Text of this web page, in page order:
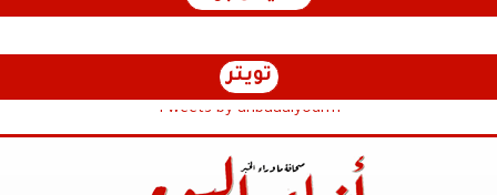
تويتر
Tweets by anbaaalyoum1